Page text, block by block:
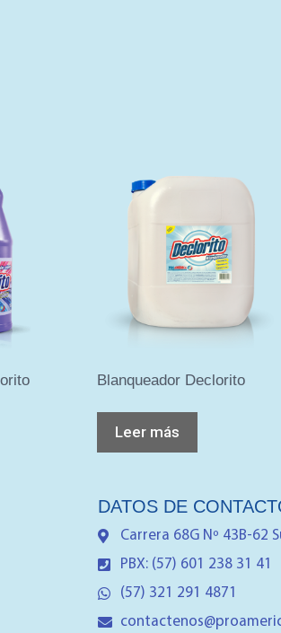
Blanqueador Declorito
Leer más
DATOS DE
Carrera 68G Nº 43B-62
PBX: (57) 601 238 31 41
(57) 321 291 4871